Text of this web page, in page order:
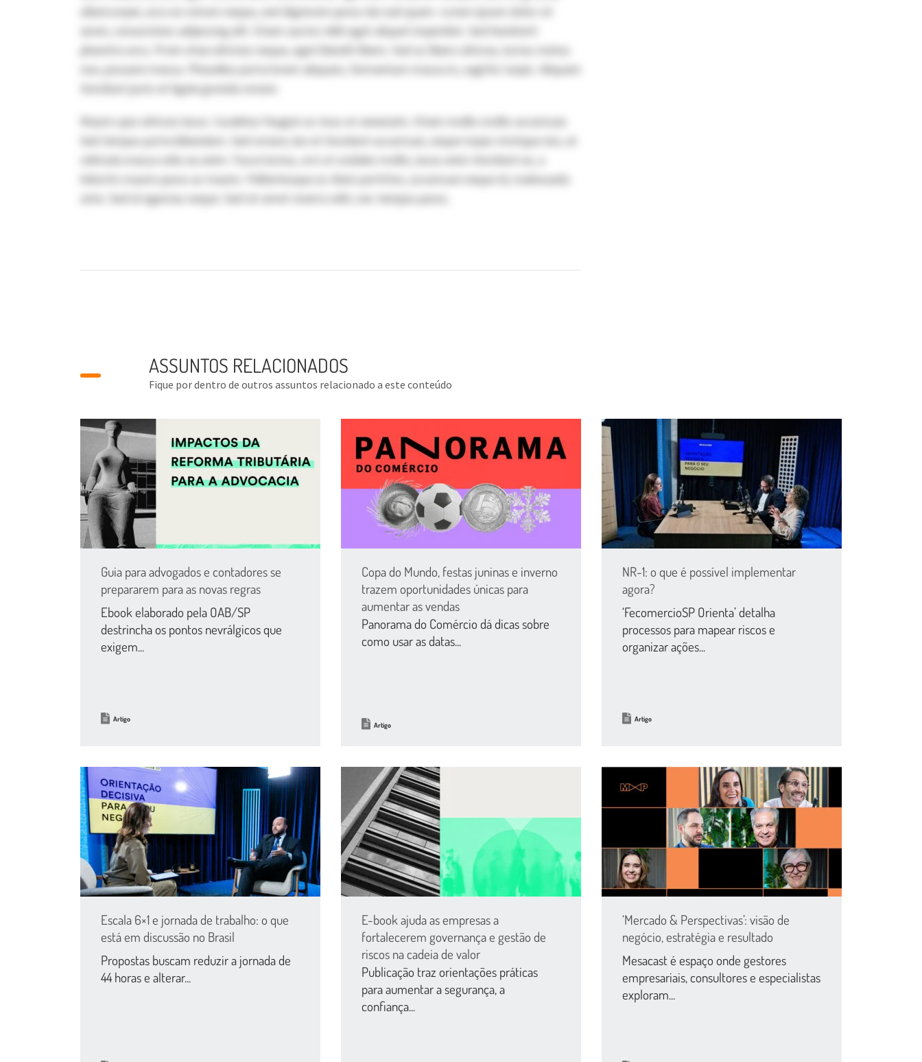
ullamcorper, arcu ex rutrum neque, sed dignissim purus dui sed quam. Lorem ipsum dolor sit
amet, consectetur adipiscing elit. Etiam auctor nibh eget aliquet imperdiet. Sed hendrerit
pharetra arcu. Proin vitae ultricies neque, eget blandit libero. Sed ac libero ultrices, luctus metus
non, posuere massa. Phasellus porta lorem aliquam, fermentum massa in, sagittis turpis. Aliquam
tincidunt justo et ligula gravida ornare.
Mauris quis ultrices lacus. Curabitur feugiat ac risus at venenatis. Etiam mollis mollis accumsan.
Sed tempus porta bibendum. Sed ornare, leo et tincidunt accumsan, neque turpis tristique nisi, at
vehicula massa odio eu enim. Fusce luctus, orci ut sodales mollis, lacus enim tincidunt ex, a
lobortis mauris purus ac mauris. Pellentesque ac diam porttitor, accumsan neque id, malesuada
ante. Sed id egestas neque. Sed sit amet viverra velit, nec tempus purus.
ASSUNTOS RELACIONADOS
Fique por dentro de outros assuntos relacionado a este conteúdo
Guia para advogados e contadores se
prepararem para as novas regras
Ebook elaborado pela OAB/SP
destrincha os pontos nevrálgicos que
exigem...
Artigo
Copa do Mundo, festas juninas e inverno
trazem oportunidades únicas para
aumentar as vendas
Panorama do Comércio dá dicas sobre
como usar as datas...
Artigo
NR-1: o que é possível implementar
agora?
‘FecomercioSP Orienta’ detalha
processos para mapear riscos e
organizar ações...
Artigo
Escala 6×1 e jornada de trabalho: o que
está em discussão no Brasil
Propostas buscam reduzir a jornada de
44 horas e alterar...
E-book ajuda as empresas a
fortalecerem governança e gestão de
riscos na cadeia de valor
Publicação traz orientações práticas
para aumentar a segurança, a
confiança...
‘Mercado & Perspectivas’: visão de
negócio, estratégia e resultado
Mesacast é espaço onde gestores
empresariais, consultores e especialistas
exploram...